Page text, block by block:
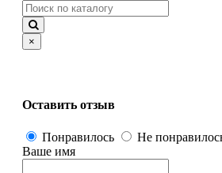
×
Оставить отзыв
Понравилось
Не
Ваше имя